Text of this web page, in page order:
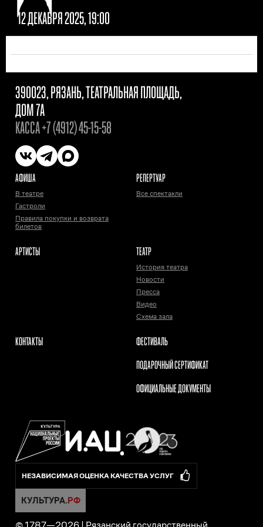
12 ДЕКАБРЯ 2025, 19:00
390023, РЯЗАНЬ, ТЕАТРАЛЬНАЯ ПЛОЩАДЬ,
ДОМ 7А
КАССА+7 (4912) 45-15-58
АФИША
В театре
Гастроли
Правила покупки и возврата
билетов
РЕПЕРТУАР
Все спектакли
АРТИСТЫ ТЕАТР
История театра
Новости
Пресса
Видео
Схема зала
КОНТАКТЫ
ФЕСТИВАЛЬ
ПОДАРОЧНЫЙ СЕРТИФИКАТ
ОФИЦИАЛЬНЫЕ ДОКУМЕНТЫ
НЕЗАВИСИМАЯ ОЦЕНКА КАЧЕСТВА УСЛУГ
© 1787—2026 Рязанский государственный